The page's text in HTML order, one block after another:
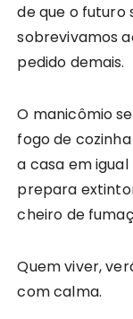
de que o futuro
sobrevivamos
pedido demais.
O manicômio
fogo de
a casa em
prepara
cheiro de
Quem viver,
com calma.